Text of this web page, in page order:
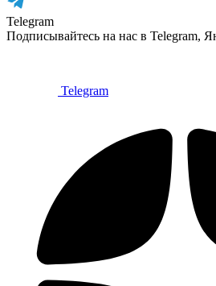
Telegram
Подписывайтесь на нас в Telegram,
Telegram